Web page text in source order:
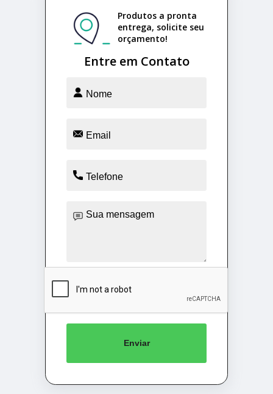
Entre em Contato
Produtos a pronta
entrega, solicite seu
orçamento!
Enviar